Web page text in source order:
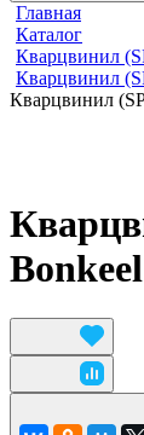
Главная
Каталог
Кварцвинил
Кварцвинил
Кварцвинил